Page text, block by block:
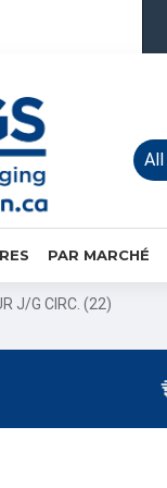
All
PAR MARCHÉ
J/G CIRC. (22)